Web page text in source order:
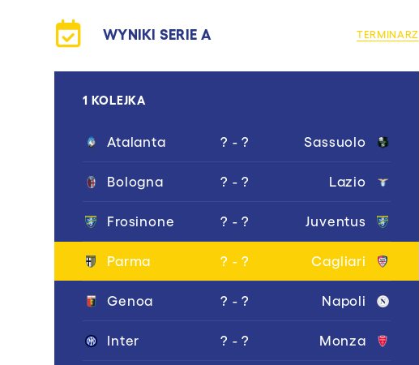
WYNIKI SERIE A TERMINARZ
1 KOLEJKA
Atalanta ? - ? Sassuolo
Bologna ? - ? Lazio
Frosinone ? - ? Juventus
Parma ? - ? Cagliari
Genoa ? - ? Napoli
Inter ? - ? Monza